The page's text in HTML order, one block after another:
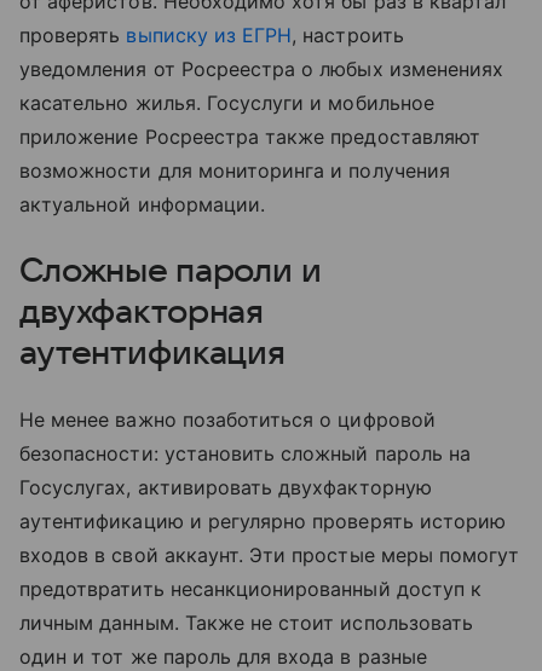
проверять выписку из ЕГРН, настроить
уведомления от Росреестра о любых изменениях
касательно жилья. Госуслуги и мобильное
приложение Росреестра также предоставляют
возможности для мониторинга и получения
актуальной информации.
Сложные пароли и
двухфакторная
аутентификация
Не менее важно позаботиться о цифровой
безопасности: установить сложный пароль на
Госуслугах, активировать двухфакторную
аутентификацию и регулярно проверять историю
входов в свой аккаунт. Эти простые меры помогут
предотвратить несанкционированный доступ к
личным данным. Также не стоит использовать
один и тот же пароль для входа в разные